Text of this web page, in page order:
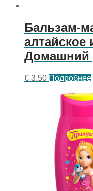
Бальзам-
алтайское
Домашний
€ 3.50 Подробнее